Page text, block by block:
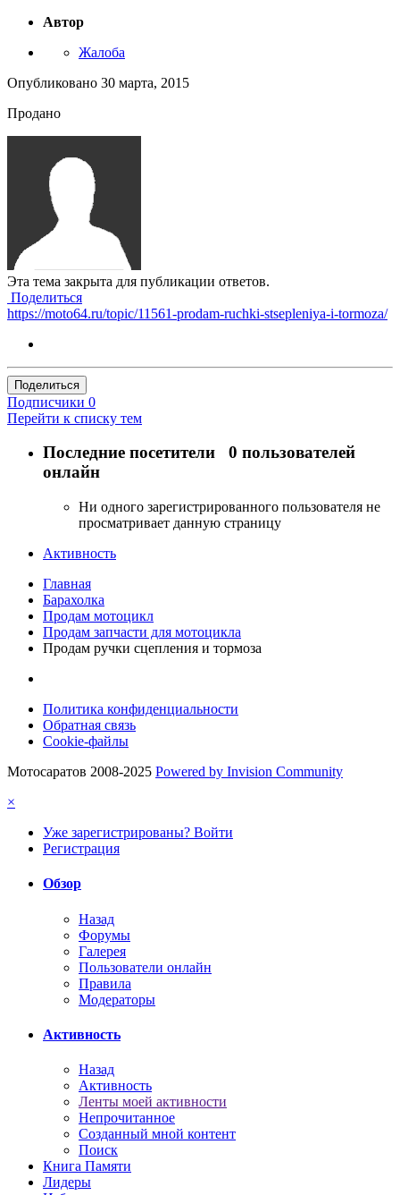
Автор
Жалоба
Опубликовано 30 марта, 2015
Продано
Эта тема закрыта для публикации ответов.
Поделиться
https://moto64.ru/topic/11561-prodam-ruchki-stsepleniya-i-tormoza/
Поделиться
Подписчики 0
Перейти к списку тем
Последние посетители 0 пользователей
онлайн
Ни одного зарегистрированного пользователя не
просматривает данную страницу
Активность
Главная
Барахолка
Продам мотоцикл
Продам запчасти для мотоцикла
Продам ручки сцепления и тормоза
Политика конфиденциальности
Обратная связь
Cookie-файлы
Мотосаратов 2008-2025 Powered by Invision Community
×
Уже зарегистрированы? Войти
Регистрация
Обзор
Назад
Форумы
Галерея
Пользователи онлайн
Правила
Модераторы
Активность
Назад
Активность
Ленты моей активности
Непрочитанное
Созданный мной контент
Поиск
Книга Памяти
Лидеры